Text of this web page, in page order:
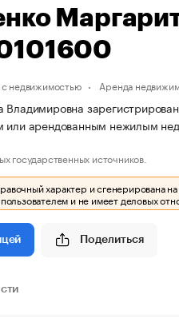
недвижимостью Аренда
или арендованным нежилым
государственных источников.
характер и сгенерирована
и не имеет деловых
Поделиться